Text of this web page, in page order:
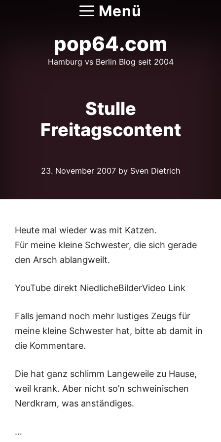
Menü
pop64.com
Hamburg vs Berlin Blog seit 2004
Stulle
Freitagscontent
23. November 2007by Sven Dietrich
Heute mal wieder was mit Katzen.
Für meine kleine Schwester, die sich gerade
den Arsch ablangweilt.
YouTube direkt NiedlicheBilderVideo Link
Falls jemand noch mehr lustiges Zeugs für
meine kleine Schwester hat, bitte ab damit in
die Kommentare.
Die hat ganz schlimm Langeweile zu Hause,
weil krank. Aber nicht so’n schweinischen
Nerdkram, was anständiges.
…